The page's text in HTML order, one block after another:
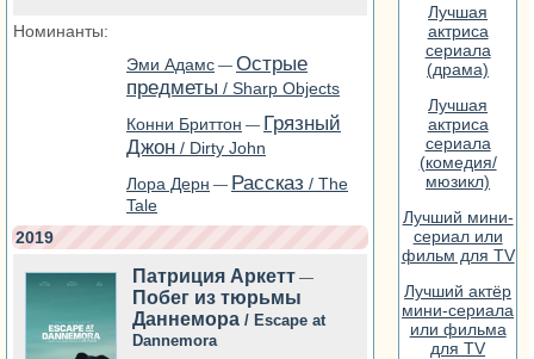
Лучшая
актриса
сериала
(драма)
Лучшая
актриса
сериала
(комедия/
мюзикл)
Лучший мини-
сериал или
фильм для TV
Лучший актёр
мини-сериала
или фильма
для TV
Номинанты:
Эми Адамс — Острые
предметы / Sharp Objects
Конни Бриттон — Грязный
Джон / Dirty John
Лора Дерн — Рассказ / The
Tale
2019
Патриция Аркетт —
Побег из тюрьмы
Даннемора / Escape at
Dannemora